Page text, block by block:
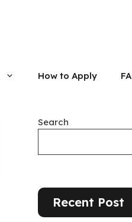
How to Apply
Search
Recent Post